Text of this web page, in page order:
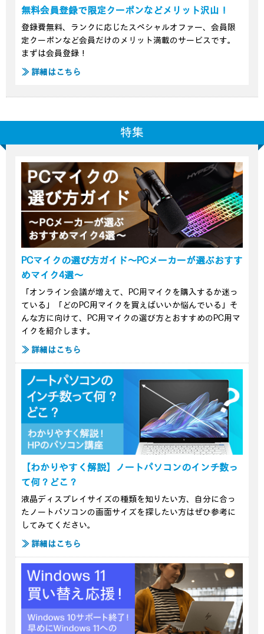
無料会員登録で限定クーポンなどメリット沢山！
登録費無料、ランクに応じたスペシャルオファー、会員限
定クーポンなど会員だけのメリット満載のサービスです。
まずは会員登録！
≫ 詳細はこちら
特集
PCマイクの選び方ガイド～PCメーカーが選ぶおすす
めマイク4選～
「オンライン会議が増えて、PC用マイクを購入するか迷っ
ている」「どのPC用マイクを買えばいいか悩んでいる」そ
んな方に向けて、PC用マイクの選び方とおすすめのPC用マ
イクを紹介します。
≫ 詳細はこちら
【わかりやすく解説】ノートパソコンのインチ数っ
て何？どこ？
液晶ディスプレイサイズの種類を知りたい方、自分に合っ
たノートパソコンの画面サイズを探したい方はぜひ参考に
してみてください。
≫ 詳細はこちら